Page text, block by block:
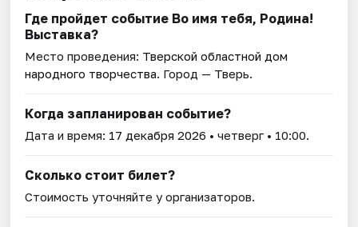
Где пройдет событие Во имя тебя, Родина!
Выставка?
Место проведения: Тверской областной дом
народного творчества. Город — Тверь.
Когда запланирован событие?
Дата и время: 17 декабря 2026 • четверг • 10:00.
Сколько стоит билет?
Стоимость уточняйте у организаторов.